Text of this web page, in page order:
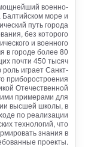
военно-
море и
путь города
без которого
и военного
в городе более 80
почти 450 тысяч
играет Санкт-
приборостроения
Отечественной
примерами для
высшей школы, в
по реализации
технологий, что
знания в
проекты.